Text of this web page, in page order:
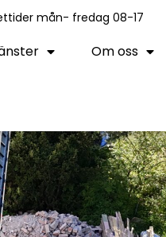
mån- fredag 08-17
Om oss